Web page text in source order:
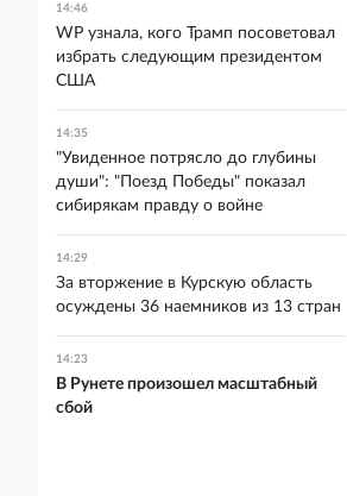
14:46
WP узнала, кого Трамп посоветовал
избрать следующим президентом
США
14:35
"Увиденное потрясло до глубины
души": "Поезд Победы" показал
сибирякам правду о войне
14:29
За вторжение в Курскую область
осуждены 36 наемников из 13 стран
14:23
В Рунете произошел масштабный
сбой